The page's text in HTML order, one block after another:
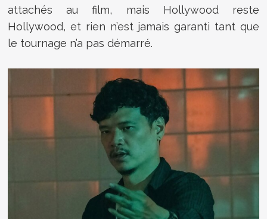
attachés au film, mais Hollywood reste
Hollywood, et rien n’est jamais garanti tant que
le tournage n’a pas démarré.